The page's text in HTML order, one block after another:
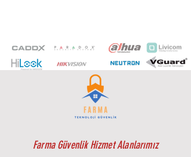
ÜnitesiLinuxişletimsistemi,Depolam
a:3000kullanıcıtanımlama,100.000e
kadarolaykaydı,3000'ekadarparmaki
zikaydı(herbirpersoneliçin10parma
kizi),1sndenkısakartokuma,1sndenkı
saparmakizidoğrulama,Wiegand26/
34haricikartokuyucu,M1kartdesteği,
4.5cm,ArkaAydınlatmalıTuşTakımı,R
Farma Güvenlik Hizmet Alanlarımız